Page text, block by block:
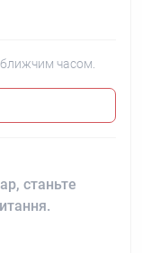
часом.
станьте